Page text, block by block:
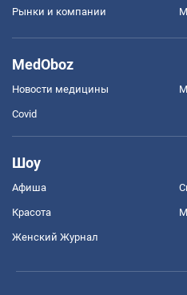
Рынки и компании
MedOboz
Новости медицины
Covid
Шоу
Афиша
Красота
Женский Журнал